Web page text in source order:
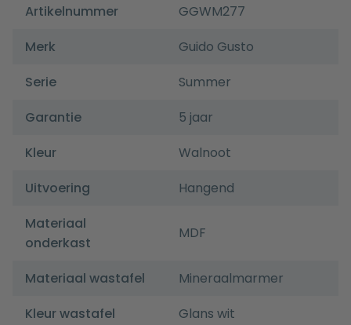
Artikelnummer
GGWM277
Merk
Guido Gusto
Serie
Summer
Garantie
5 jaar
Kleur
Walnoot
Uitvoering
Hangend
Materiaal
onderkast
MDF
Materiaal wastafel
Mineraalmarmer
Kleur wastafel
Glans wit